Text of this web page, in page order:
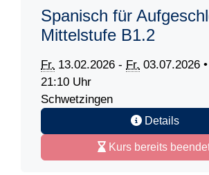
Spanisch für
Mittelstufe B1.2
Fr. 13.02.2026 - Fr. 03.07.2026
21:10 Uhr
Schwetzingen
Details
Kurs bereits